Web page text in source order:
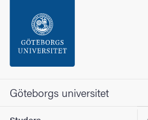
Sidfoten
Göteborgs universitet